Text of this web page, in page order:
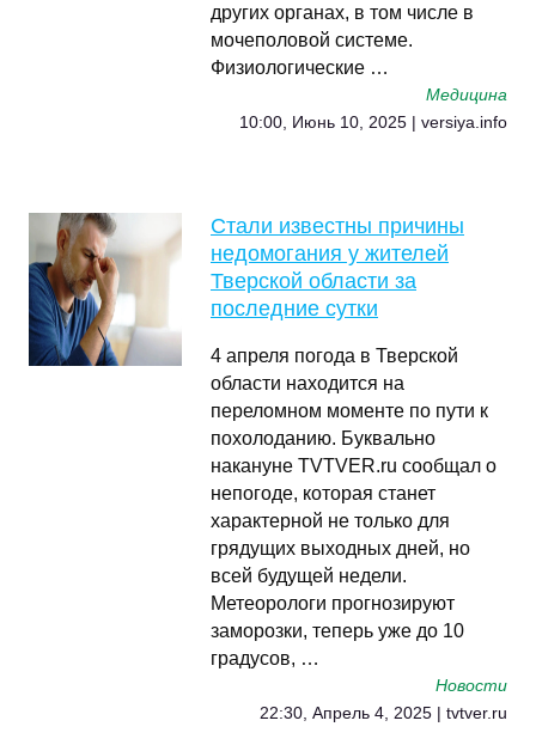
других органах, в том числе в
мочеполовой системе.
Физиологические …
Медицина
10:00, Июнь 10, 2025 | versiya.info
Стали известны причины
недомогания у жителей
Тверской области за
последние сутки
4 апреля погода в Тверской
области находится на
переломном моменте по пути к
похолоданию. Буквально
накануне TVTVER.ru сообщал о
непогоде, которая станет
характерной не только для
грядущих выходных дней, но
всей будущей недели.
Метеорологи прогнозируют
заморозки, теперь уже до 10
градусов, …
Новости
22:30, Апрель 4, 2025 | tvtver.ru